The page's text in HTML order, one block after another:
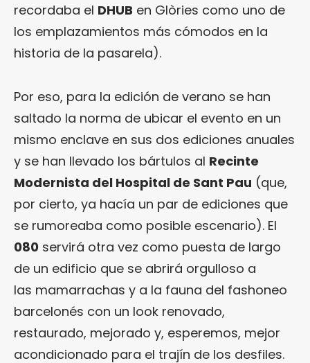
recordaba el DHUB en Glòries como uno de
los emplazamientos más cómodos en la
historia de la pasarela).
Por eso, para la edición de verano se han
saltado la norma de ubicar el evento en un
mismo enclave en sus dos ediciones anuales
y se han llevado los bártulos al Recinte
Modernista del Hospital de Sant Pau (que,
por cierto, ya hacía un par de ediciones que
se rumoreaba como posible escenario). El
080 servirá otra vez como puesta de largo
de un edificio que se abrirá orgulloso a
las mamarrachas y a la fauna del fashoneo
barcelonés con un look renovado,
restaurado, mejorado y, esperemos, mejor
acondicionado para el trajín de los desfiles.